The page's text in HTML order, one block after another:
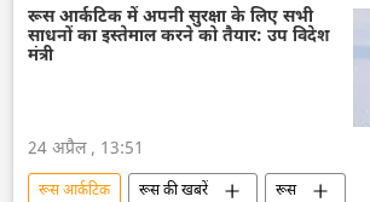
तेल
तेल उत्पादन
रूस आर्कटिक में अपनी सुरक्षा के लिए सभी
साधनों का इस्तेमाल करने को तैयार: उप विदेश
मंत्री
24 अप्रैल , 13:51
रूस आर्कटिक रूस की खबरें
रूस